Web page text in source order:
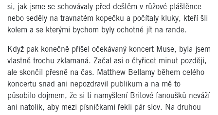
si, jak jsme se schovávaly před deštěm v růžové pláštěnce
nebo seděly na travnatém kopečku a počítaly kluky, kteří šli
kolem a se kterými bychom byly ochotné jít na rande.
Když pak konečně přišel očekávaný koncert Muse, byla jsem
vlastně trochu zklamaná. Začal asi o čtyřicet minut později,
ale skončil přesně na čas. Matthew Bellamy během cel ého
koncertu snad ani nepozdravil publikum a na mě to
působilo dojmem, že si ti namyšlení Britové fanoušků neváží
ani natolik, aby mezi písničkami řekli pár slov. Na druhou